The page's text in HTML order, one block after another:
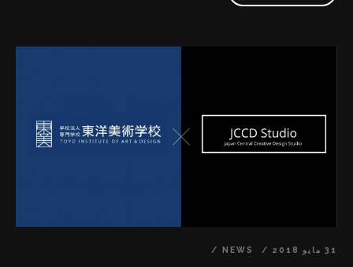
ャピタル等の12社の投資家にもご参加いただき、それぞ
れの公開プレゼンテーション後には活発な質疑応答がか
者と海外出版プラットフォームの独占リソース（先行優
31 مايو 2018 NEWS